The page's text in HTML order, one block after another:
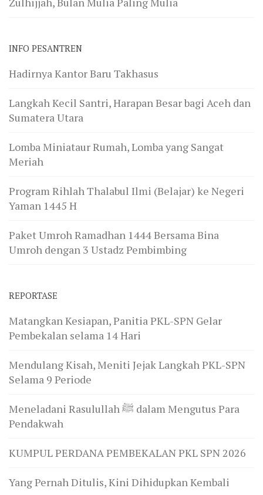
INFO PESANTREN
Hadirnya Kantor Baru Takhasus
Langkah Kecil Santri, Harapan Besar bagi Aceh dan
Sumatera Utara
Lomba Miniataur Rumah, Lomba yang Sangat
Meriah
Program Rihlah Thalabul Ilmi (Belajar) ke Negeri
Yaman 1445 H
Paket Umroh Ramadhan 1444 Bersama Bina
Umroh dengan 3 Ustadz Pembimbing
REPORTASE
Matangkan Kesiapan, Panitia PKL-SPN Gelar
Pembekalan selama 14 Hari
Mendulang Kisah, Meniti Jejak Langkah PKL-SPN
Selama 9 Periode
Meneladani Rasulullah ﷺ dalam Mengutus Para
Pendakwah
KUMPUL PERDANA PEMBEKALAN PKL SPN 2026
Yang Pernah Ditulis, Kini Dihidupkan Kembali